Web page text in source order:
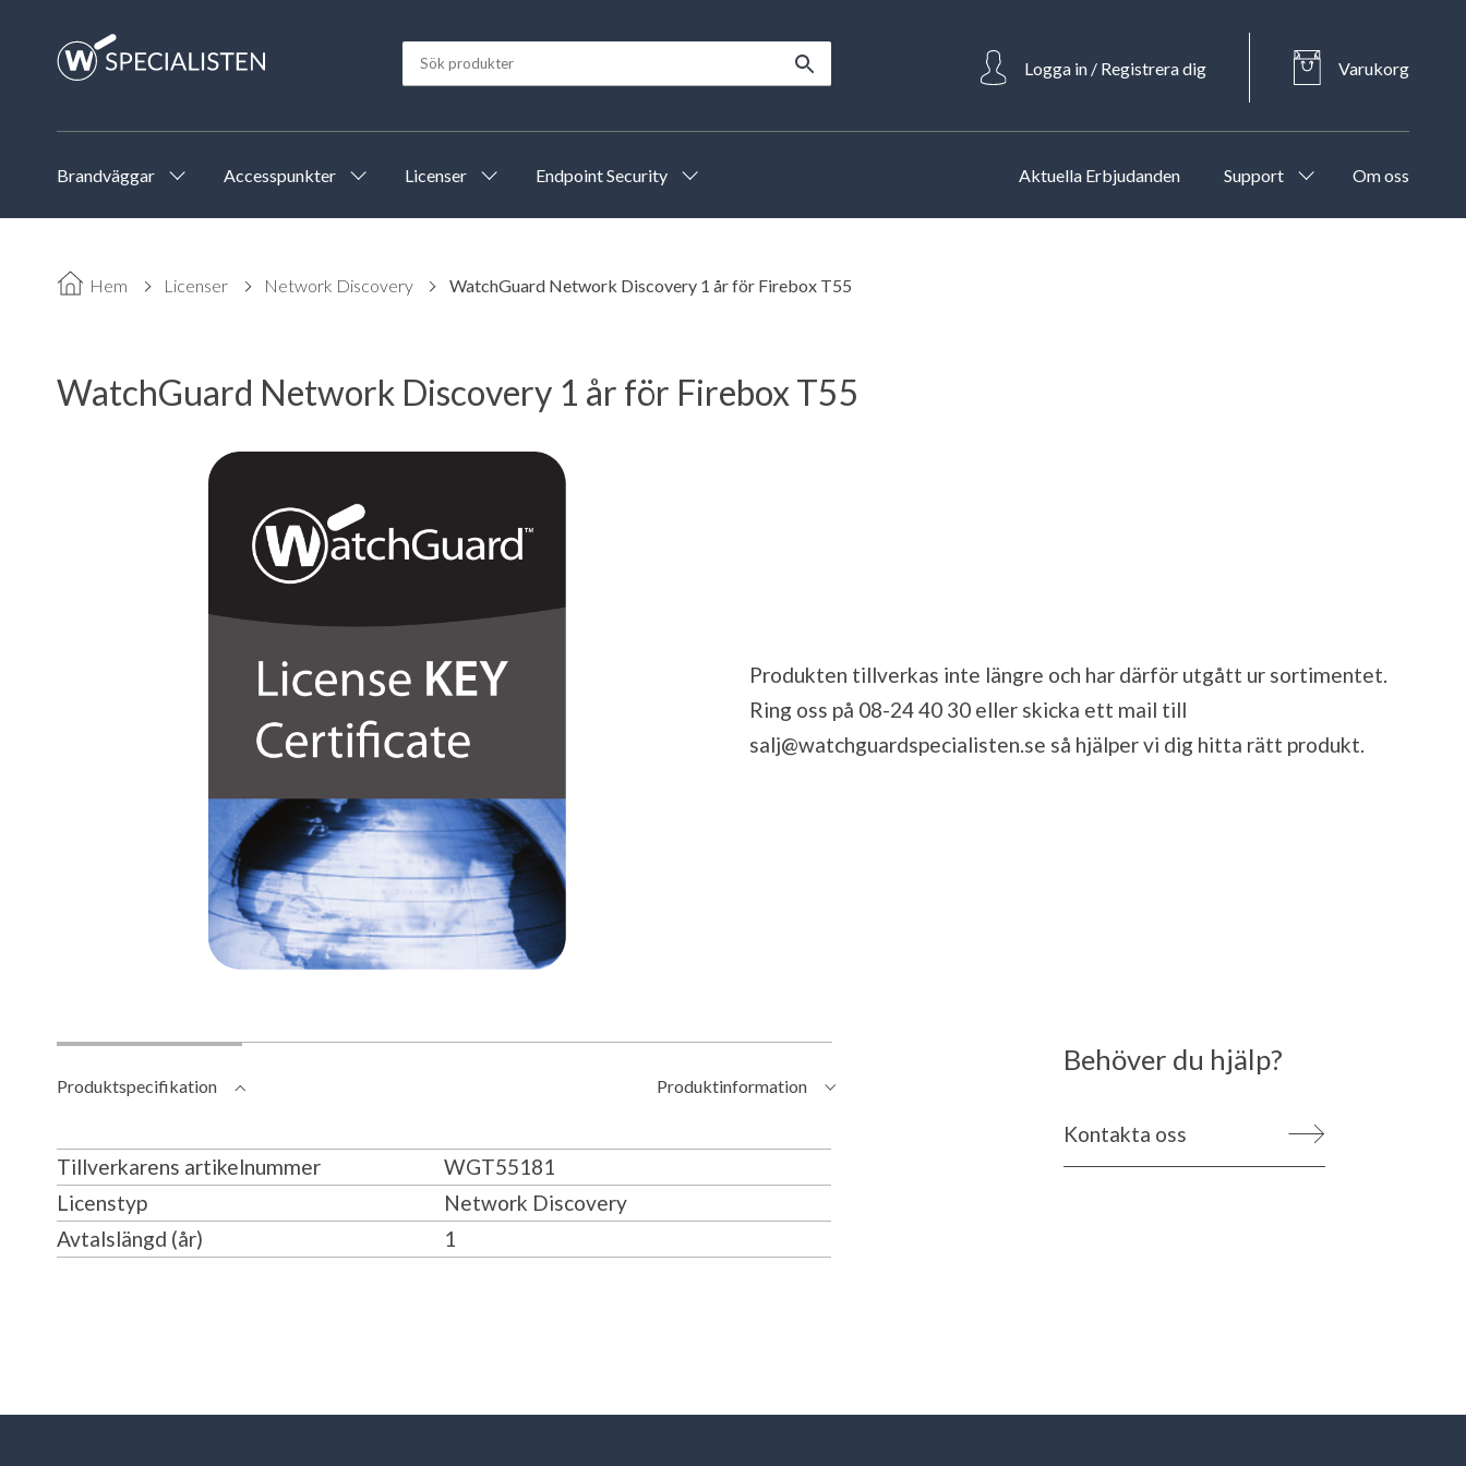
Logga in / Registrera dig Varukorg
Brandväggar Accesspunkter Licenser Endpoint Security Aktuella Erbjudanden Support Om oss
Hem Licenser Network Discovery WatchGuard Network Discovery 1 år för Firebox T55
WatchGuard Network Discovery 1 år för Firebox T55
Produkten tillverkas inte längre och har därför utgått ur sortimentet.
Ring oss på 08-24 40 30 eller skicka ett mail till
salj@watchguardspecialisten.se så hjälper vi dig hitta rätt produkt.
Produktspecifikation Produktinformation
Tillverkarens artikelnummer
WGT55181
Licenstyp
Network Discovery
Avtalslängd (år)
1
Behöver du hjälp?
Kontakta oss